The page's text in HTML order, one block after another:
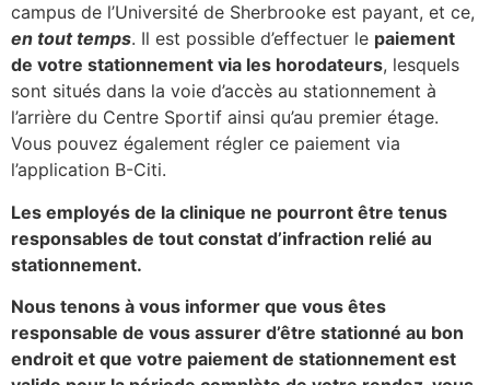
campus de l’Université de Sherbrooke est payant, et ce,
en tout temps. Il est possible d’effectuer le paiement
de votre stationnement via les horodateurs, lesquels
sont situés dans la voie d’accès au stationnement à
l’arrière du Centre Sportif ainsi qu’au premier étage.
Vous pouvez également régler ce paiement via
l’application B-Citi.
Les employés de la clinique ne pourront être tenus
responsables de tout constat d’infraction relié au
stationnement.
Nous tenons à vous informer que vous êtes
responsable de vous assurer d’être stationné au bon
endroit et que votre paiement de stationnement est